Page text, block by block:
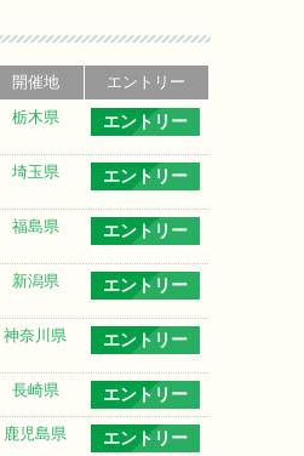
開催地
エントリー
栃木県 エントリー
埼玉県 エントリー
福島県 エントリー
新潟県 エントリー
神奈川県 エントリー
長崎県 エントリー
鹿児島県 エントリー